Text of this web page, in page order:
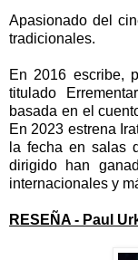
Apasionado del
tradicionales.
En 2016 escribe,
titulado
basada en el
En 2023 estrena
la fecha en salas
dirigido han
internacionales y
RESEÑA - Paul